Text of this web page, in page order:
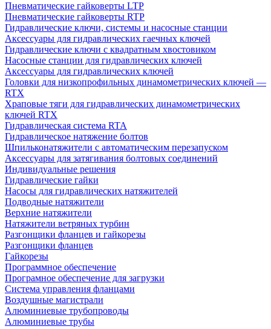
Пневматические гайковерты LTP
Пневматические гайковерты RTP
Гидравлические ключи, системы и насосные станции
Аксессуары для гидравлических гаечных ключей
Гидравлические ключи с квадратным хвостовиком
Насосные станции для гидравлических ключей
Аксессуары для гидравлических ключей
Головки для низкопрофильных динамометрических ключей —
RTX
Храповые тяги для гидравлических динамометрических
ключей RTX
Гидравлическая система RTA
Гидравлическое натяжение болтов
Шпильконатяжители с автоматическим перезапуском
Аксессуары для затягивания болтовых соединений
Индивидуальные решения
Гидравлические гайки
Насосы для гидравлических натяжителей
Подводные натяжители
Верхние натяжители
Натяжители ветряных турбин
Разгонщики фланцев и гайкорезы
Разгонщики фланцев
Гайкорезы
Программное обеспечение
Програмное обеспечение для загрузки
Система управления фланцами
Воздушные магистрали
Алюминиевые трубопроводы
Алюминиевые трубы